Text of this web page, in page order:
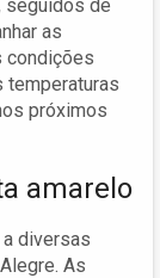
seguidos de
as
condições
temperaturas
próximos
amarelo
diversas
As